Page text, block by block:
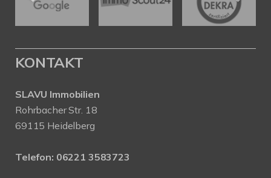
KONTAKT
SLAVU Immobilien
Rohrbacher Str. 18
69115 Heidelberg
Telefon: 06221 3583723